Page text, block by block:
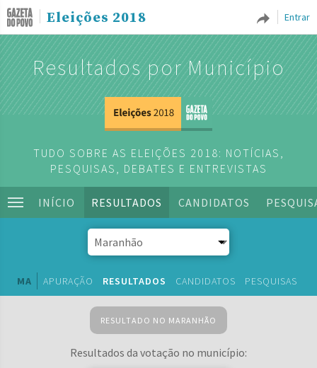
Entrar
Eleições 2018
Resultados por Município
TUDO SOBRE AS ELEIÇÕES 2018: NOTÍCIAS,
PESQUISAS, DEBATES E ENTREVISTAS
INÍCIO RESULTADOS CANDIDATOS
MA APURAÇÃO RESULTADOS CANDIDATOS PESQUISAS
RESULTADO NO MARANHÃO
Resultados da votação no município: